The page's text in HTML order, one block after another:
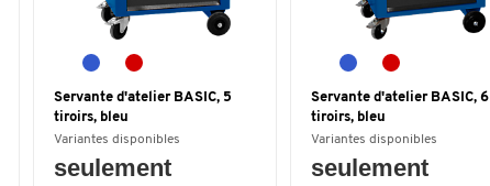
Servante d'atelier BASIC, 5
tiroirs, bleu
Variantes disponibles
seulement
Servante d'atelier BASIC, 6
tiroirs, bleu
Variantes disponibles
seulement